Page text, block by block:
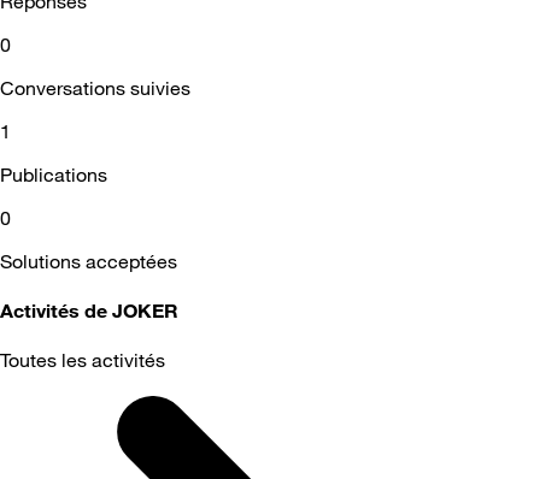
0
Conversations suivies
1
Publications
0
Solutions acceptées
Activités de JOKER
Toutes les activités